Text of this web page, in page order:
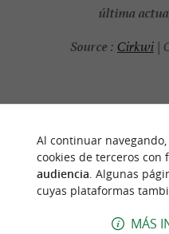
última
Source : Cirkwi |
PARA
Al continuar
cookies de terceros con
audiencia . Algunas
cuyas plataformas
MÁS